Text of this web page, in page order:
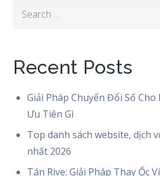
Search
Recent Posts
Giải Pháp Chuyển Đổi Số
Ưu Tiên Gì
Top danh sách website, dịch
nhất 2026
Tán Rive: Giải Pháp Thay Ốc